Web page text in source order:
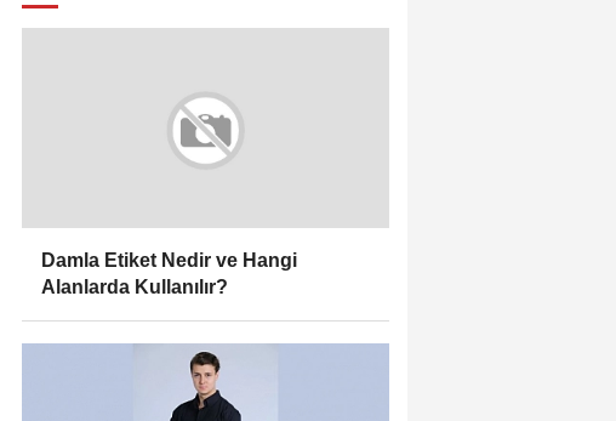
Damla Etiket Nedir ve Hangi
Alanlarda Kullanılır?